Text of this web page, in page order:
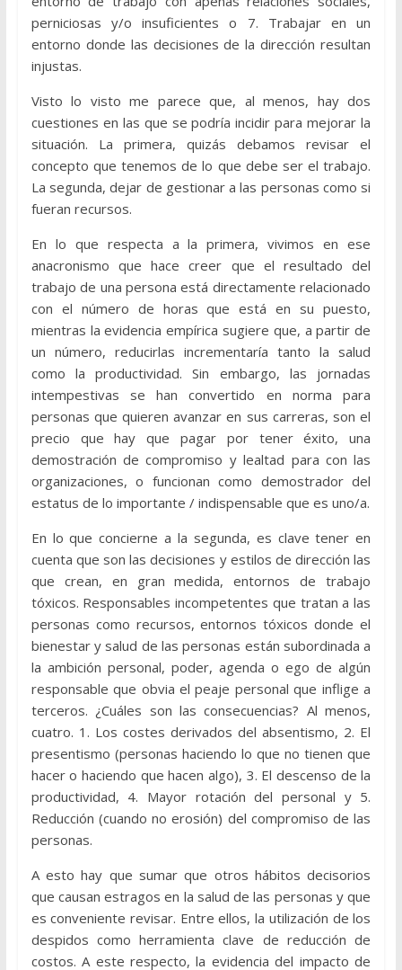
perniciosas y/o insuficientes o 7. Trabajar en un
entorno donde las decisiones de la dirección resultan
injustas.
Visto lo visto me parece que, al menos, hay dos
cuestiones en las que se podría incidir para mejorar la
situación. La primera, quizás debamos revisar el
concepto que tenemos de lo que debe ser el trabajo.
La segunda, dejar de gestionar a las personas como si
fueran recursos.
En lo que respecta a la primera, vivimos en ese
anacronismo que hace creer que el resultado del
trabajo de una persona está directamente relacionado
con el número de horas que está en su puesto,
mientras la evidencia empírica sugiere que, a partir de
un número, reducirlas incrementaría tanto la salud
como la productividad. Sin embargo, las jornadas
intempestivas se han convertido en norma para
personas que quieren avanzar en sus carreras, son el
precio que hay que pagar por tener éxito, una
demostración de compromiso y lealtad para con las
organizaciones, o funcionan como demostrador del
estatus de lo importante / indispensable que es uno/a.
En lo que concierne a la segunda, es clave tener en
cuenta que son las decisiones y estilos de dirección las
que crean, en gran medida, entornos de trabajo
tóxicos. Responsables incompetentes que tratan a las
personas como recursos, entornos tóxicos donde el
bienestar y salud de las personas están subordinada a
la ambición personal, poder, agenda o ego de algún
responsable que obvia el peaje personal que inflige a
terceros. ¿Cuáles son las consecuencias? Al menos,
cuatro. 1. Los costes derivados del absentismo, 2. El
presentismo (personas haciendo lo que no tienen que
hacer o haciendo que hacen algo), 3. El descenso de la
productividad, 4. Mayor rotación del personal y 5.
Reducción (cuando no erosión) del compromiso de las
personas.
A esto hay que sumar que otros hábitos decisorios
que causan estragos en la salud de las personas y que
es conveniente revisar. Entre ellos, la utilización de los
despidos como herramienta clave de reducción de
costos. A este respecto, la evidencia del impacto de